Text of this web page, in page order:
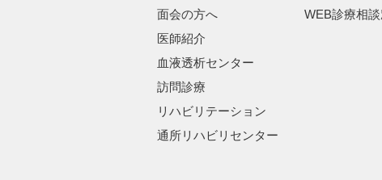
面会の方へ
医師紹介
血液透析センター
訪問診療
リハビリテーション
通所リハビリセンター
WEB診療相談